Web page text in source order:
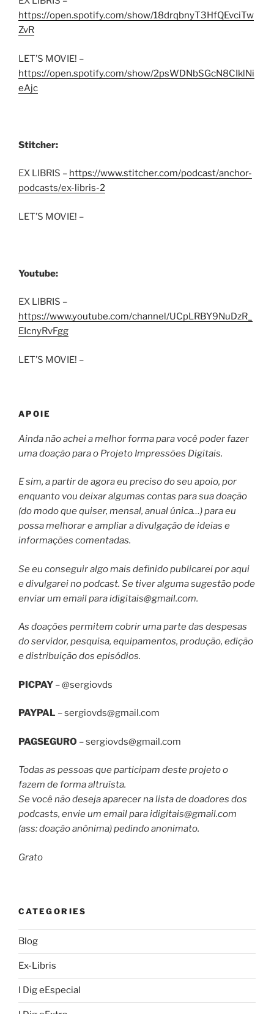
https://open.spotify.com/show/18drqbnyT3HfQEvciTw
ZvR
LET’S MOVIE! –
https://open.spotify.com/show/2psWDNbSGcN8CIklNi
eAjc
Stitcher:
EX LIBRIS – https://www.stitcher.com/podcast/anchor-
podcasts/ex-libris-2
LET’S MOVIE! –
Youtube:
EX LIBRIS –
https://www.youtube.com/channel/UCpLRBY9NuDzR_
EIcnyRvFgg
LET’S MOVIE! –
APOIE
Ainda não achei a melhor forma para você poder fazer
uma doação para o Projeto Impressões Digitais.
E sim, a partir de agora eu preciso do seu apoio, por
enquanto vou deixar algumas contas para sua doação
(do modo que quiser, mensal, anual única…) para eu
possa melhorar e ampliar a divulgação de ideias e
informações comentadas.
Se eu conseguir algo mais definido publicarei por aqui
e divulgarei no podcast. Se tiver alguma sugestão pode
enviar um email paraidigitais@gmail.com.
As doações permitem cobrir uma parte das despesas
do servidor, pesquisa, equipamentos, produção, edição
e distribuição dos episódios.
PICPAY – @sergiovds
PAYPAL –sergiovds@gmail.com
PAGSEGURO –sergiovds@gmail.com
Todas as pessoas que participam deste projeto o
fazem de forma altruísta.
Se você não deseja aparecer na lista de doadores dos
podcasts, envie um email paraidigitais@gmail.com
(ass: doação anônima) pedindo anonimato.
Grato
CATEGORIES
Blog
Ex-Libris
I Dig eEspecial